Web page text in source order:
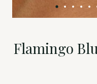
Flamingo